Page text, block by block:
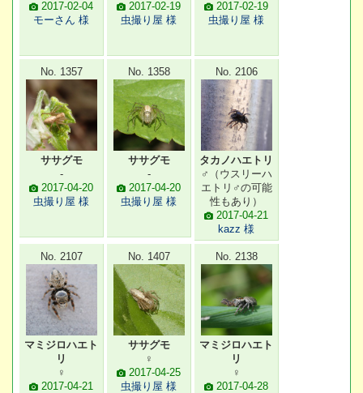
2017-02-04
モーさん 様
2017-02-19
虫撮り屋 様
2017-02-19
虫撮り屋 様
No. 1357
ササグモ
-
2017-04-20
虫撮り屋 様
No. 1358
ササグモ
-
2017-04-20
虫撮り屋 様
No. 2106
タカノハエトリ
♂（ウスリーハ
エトリ♂の可能
性もあり）
2017-04-21
kazz 様
No. 2107
マミジロハエト
リ
♀
2017-04-21
No. 1407
ササグモ
♀
2017-04-25
虫撮り屋 様
No. 2138
マミジロハエト
リ
♀
2017-04-28